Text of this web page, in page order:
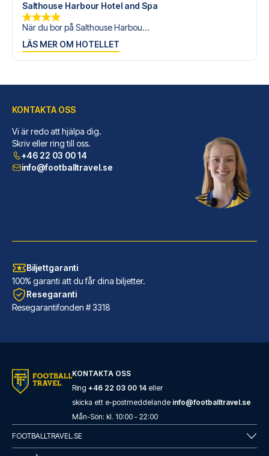
Salthouse Harbour Hotel and Spa
När du bor på Salthouse Harbou...
LÄS MER OM HOTELLET
KONTAKTA OSS
Vi är redo att hjälpa dig.
Skriv eller ring till oss.
+46 22 03 00 14
info@footballtravel.se
Biljettgaranti
100% garanti att du får dina biljetter.
Resegaranti
Resegarantifonden # 3318
KONTAKTA OSS
Ring +46 22 03 00 14 eller
skicka ett e-postmeddelande info@footballtravel.se
Mån-Sön: kl. 10:00 - 22:00
FOOTBALLTRAVEL.SE